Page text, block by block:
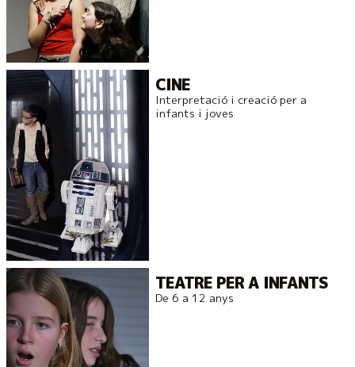
CINE
Interpretació i creació per a
infants i joves
TEATRE PER A INFANTS
De 6 a 12 anys